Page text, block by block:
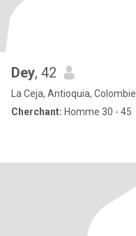
Dey, 42
La Ceja, Antioquia, Colombie
Cherchant: Homme 30 - 45